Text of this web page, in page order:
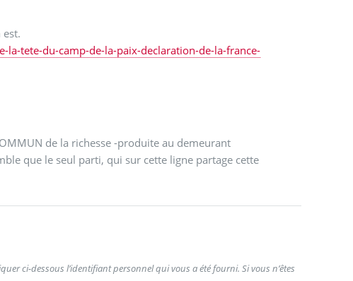
tete-du-camp-de-la-paix-declaration-de-la-france-
de la richesse -produite au demeurant
que le seul parti, qui sur cette ligne partage cette
ci-dessous l’identifiant personnel qui vous a été fourni. Si vous n’êtes